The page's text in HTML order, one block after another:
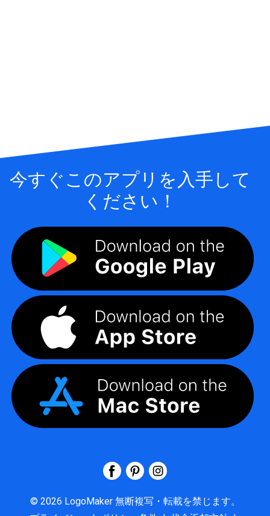
今すぐこのアプリを入手して
ください！
© 2026 LogoMaker 無断複写・転載を禁じます。